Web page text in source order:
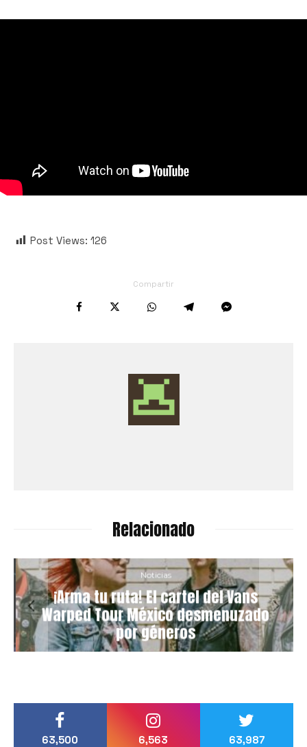
Post Views: 126
Compartir
Relacionado
Noticias
¡Arma tu ruta! El cartel del Vans
Warped Tour México desmenuzado
por géneros
63,500 6,563 63,987